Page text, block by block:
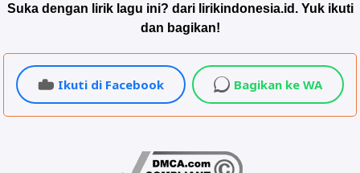
Suka dengan lirik lagu ini? dari lirikindonesia.id. Yuk ikuti
dan bagikan!
Ikuti di Facebook Bagikan ke WA